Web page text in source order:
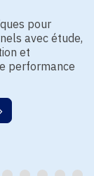
pour
avec étude,
et
performance